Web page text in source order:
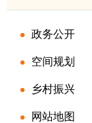
政务公开
空间规划
乡村振兴
网站地图